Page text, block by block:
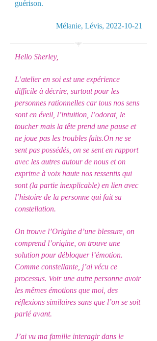
guérison.
Mélanie, Lévis, 2022-10-21
Hello Sherley,
L’atelier en soi est une expérience
difficile à décrire, surtout pour les
personnes rationnelles car tous nos sens
sont en éveil, l’intuition, l’odorat, le
toucher mais la tête prend une pause et
ne joue pas les troubles faits.On ne se
sent pas possédés, on se sent en rapport
avec les autres autour de nous et on
exprime à voix haute nos ressentis qui
sont (la partie inexplicable) en lien avec
l’histoire de la personne qui fait sa
constellation.
On trouve l’Origine d’une blessure, on
comprend l’origine, on trouve une
solution pour débloquer l’émotion.
Comme constellante, j’ai vécu ce
processus. Voir une autre personne avoir
les mêmes émotions que moi, des
réflexions similaires sans que l’on se soit
parlé avant.
J’ai vu ma famille interagir dans le